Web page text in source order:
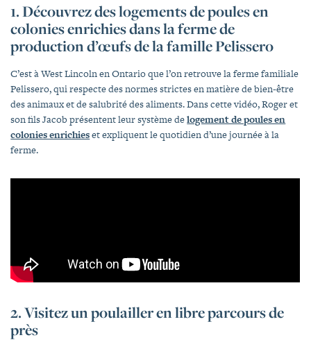
1. Découvrez des logements de poules en
colonies enrichies dans la ferme de
production d’œufs de la famille Pelissero
C’est à West Lincoln en Ontario que l’on retrouve la ferme familiale
Pelissero, qui respecte des normes strictes en matière de bien-être
des animaux et de salubrité des aliments. Dans cette vidéo, Roger et
son fils Jacob présentent leur système delogement de poules en
colonies enrichieset expliquent le quotidien d’une journée à la
ferme.
2. Visitez un poulailler en libre parcours de
près